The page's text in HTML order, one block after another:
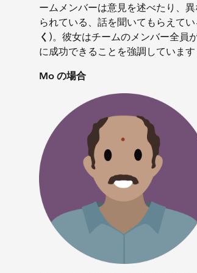
ームメンバーは意見を述べたり、
られている、話を聞いてもらえて
く )。彼女はチームのメンバー全員
に成功できることを強調しています
Mo の場合